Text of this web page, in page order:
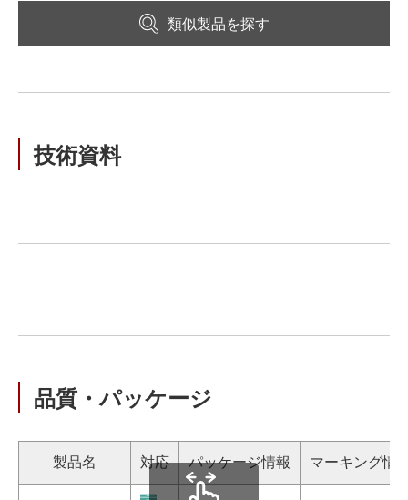
類似製品を探す
技術資料
品質・パッケージ
製品名 対応 パッケージ情報 マーキング情